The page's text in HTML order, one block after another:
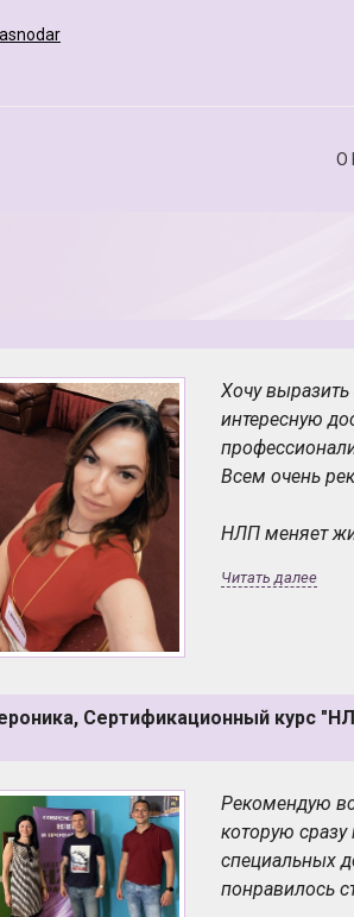
О
Хочу
интересную
Всем очень
НЛП меняет
Читать далее
Сертификационный курс
Рекомендую
которую
специальных
понравилось